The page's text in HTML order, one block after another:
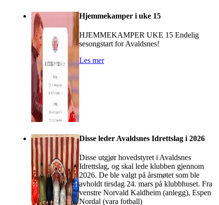
Hjemmekamper i uke 15
HJEMMEKAMPER UKE 15 Endelig
sesongstart for Avaldsnes!
Les mer
Disse leder Avaldsnes Idrettslag i 2026
Disse utgjør hovedstyret i Avaldsnes
Idrettslag, og skal lede klubben gjennom
2026. De ble valgt på årsmøtet som ble
avholdt tirsdag 24. mars på klubbhuset. Fra
venstre Norvald Kaldheim (anlegg), Espen
Nordal (vara fotball)